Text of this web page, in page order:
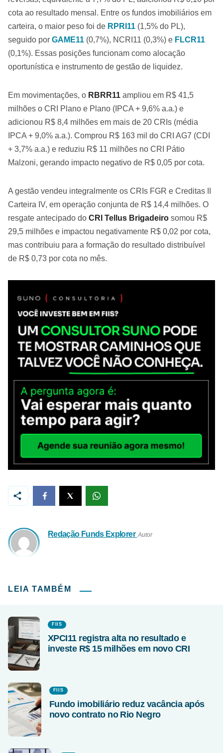
cota ao resultado mensal. Entre os fundos imobiliários em
carteira, o maior peso foi de RPRI11 (1,5% do PL),
seguido por GAME11 (0,7%), NCRI11 (0,3%) e FLCR11
(0,1%). Essas posições funcionam como alocação
oportunística e instrumento de gestão de liquidez.
Em movimentações, o RBRR11 ampliou em R$ 41,5
milhões o CRI Plano e Plano (IPCA + 9,6% a.a.) e
adicionou R$ 8,4 milhões em mais de 20 CRIs (média
IPCA + 9,0% a.a.). Comprou R$ 163 mil do CRI AG7 (CDI
+ 3,7% a.a.) e reduziu R$ 11 milhões no CRI Pátio
Malzoni, gerando impacto negativo de R$ 0,05 por cota.
A gestão vendeu integralmente os CRIs FGR e Creditas II
Carteira IV, em operação conjunta de R$ 14,4 milhões. O
resgate antecipado do CRI Tellus Brigadeiro somou R$
29,5 milhões e impactou negativamente R$ 0,02 por cota,
mas contribuiu para a formação do resultado distribuível
de R$ 0,73 por cota no mês.
Redação Funds Explorer Autor
LEIA TAMBÉM
FIIS
XPCI11 registra alta no resultado e
investe R$ 15 milhões em novo CRI
FIIS
Fundo imobiliário reduz vacância após
novo contrato no Rio Negro